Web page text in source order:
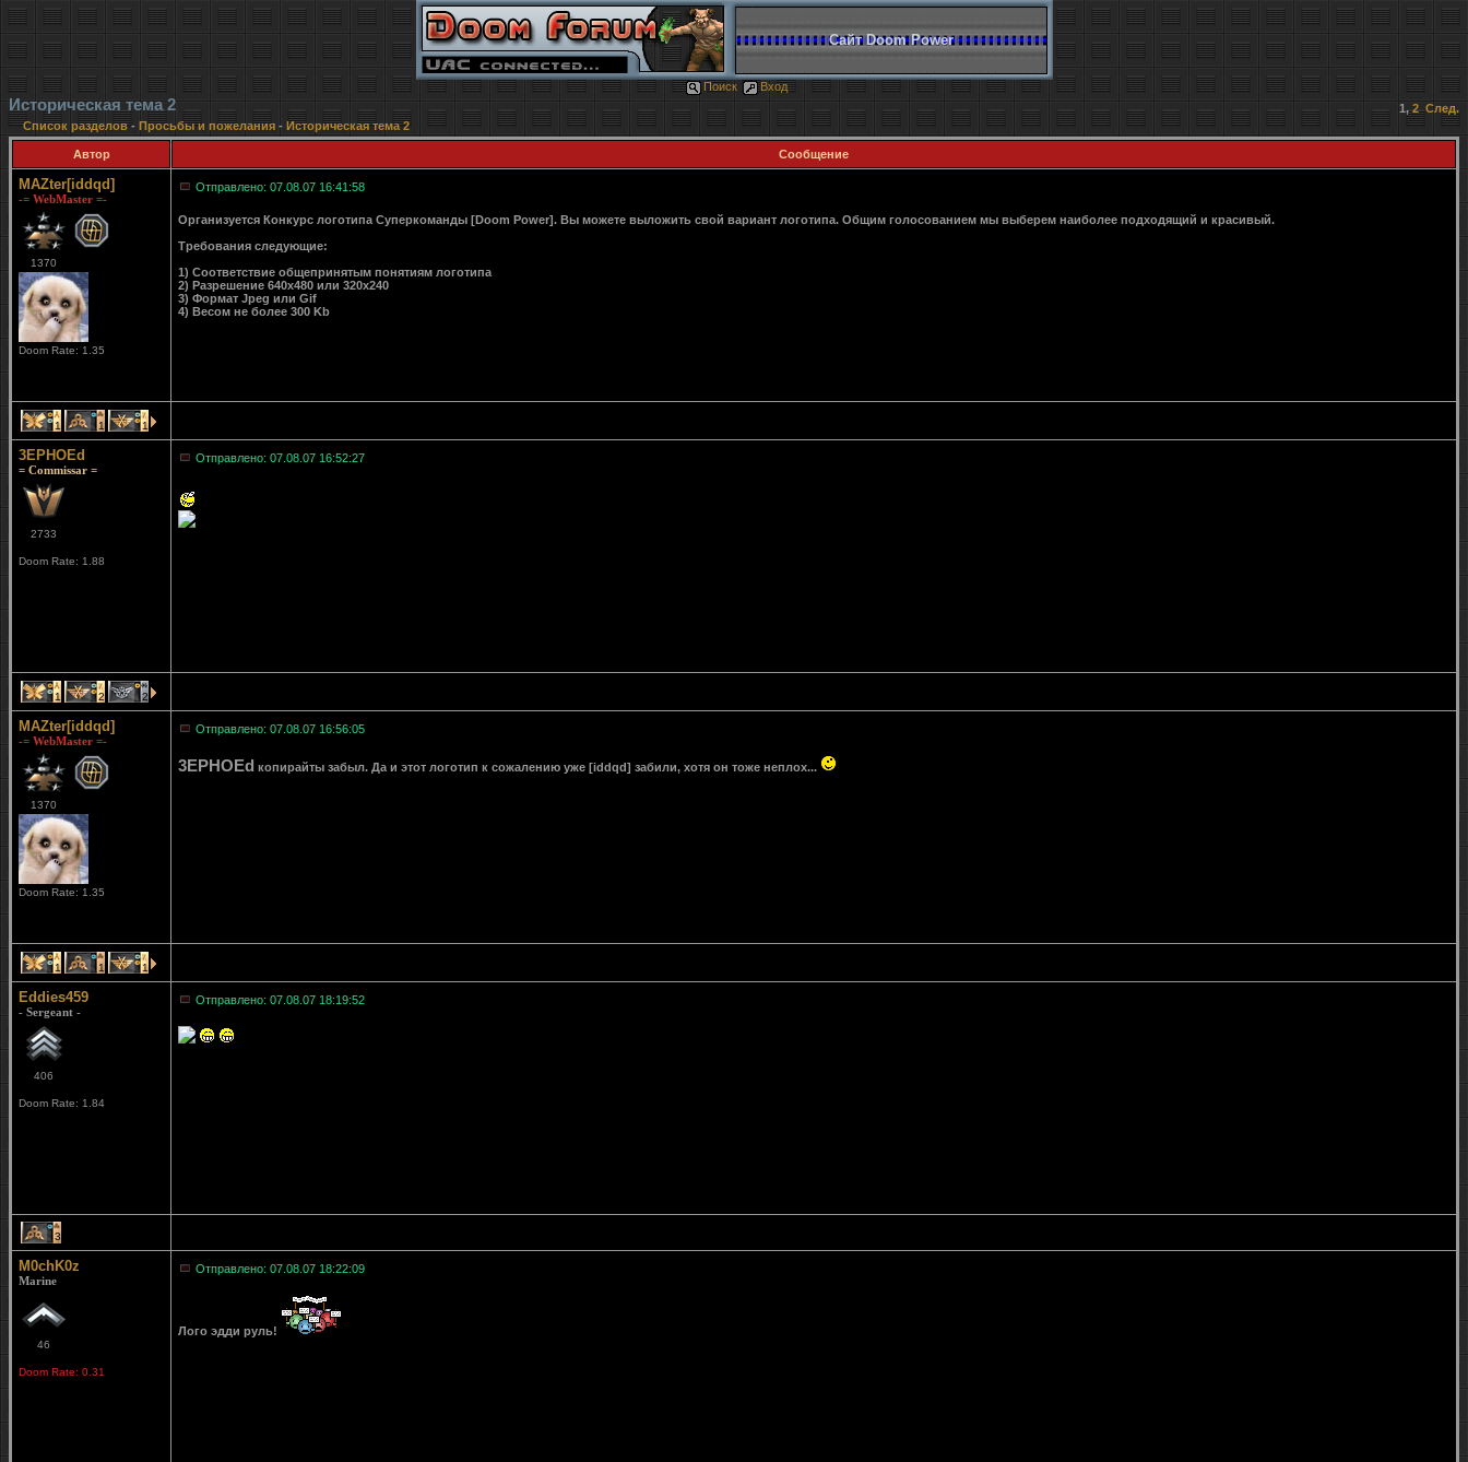
Сайт Doom Power
Поиск Вход
Историческая тема 2 1, 2 След.
Список разделов- Просьбы и пожелания - Историческая тема 2
Автор Сообщение
MAZter[iddqd]
-= WebMaster =-
1370
Doom Rate: 1.35
Отправлено: 07.08.07 16:41:58
Организуется Конкурс логотипа Суперкоманды [Doom Power]. Вы можете выложить свой вариант логотипа. Общим голосованием мы выберем наиболее подходящий и красивый.
Требования следующие:
1) Соответствие общепринятым понятиям логотипа
2) Разрешение 640x480 или 320x240
3) Формат Jpeg или Gif
4) Весом не более 300 Kb
1 1 1
3EPHOEd
= Commissar =
2733
Doom Rate: 1.88
Отправлено: 07.08.07 16:52:27
1 2 2
MAZter[iddqd]
-= WebMaster =-
1370
Doom Rate: 1.35
Отправлено: 07.08.07 16:56:05
3EPHOEd копирайты забыл. Да и этот логотип к сожалению уже [iddqd] забили, хотя он тоже неплох...
1 1 1
Eddies459
- Sergeant -
406
Doom Rate: 1.84
Отправлено: 07.08.07 18:19:52
3
M0chK0z
Marine
46
Doom Rate: 0.31
Отправлено: 07.08.07 18:22:09
Лого эдди руль!